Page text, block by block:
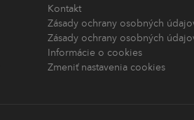
Kontakt
Zásady ochrany osobných
Zásady ochrany osobných
Informácie o cookies
Zmeniť nastavenia cookies